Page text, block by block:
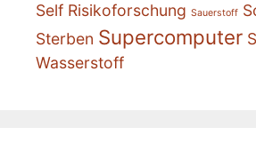
Self Risikoforschung Sauerstoff
Sterben Supercomputer
Wasserstoff